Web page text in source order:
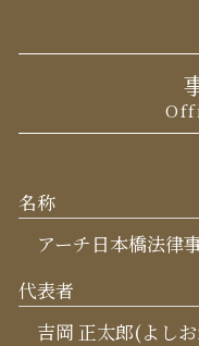
名称
アーチ日本橋法律
代表者
吉岡 正太郎(よし